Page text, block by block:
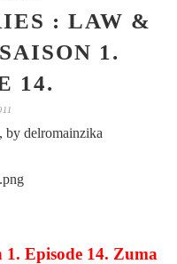
: LAW &
1.
14.
by delromainzika
Episode 14. Zuma